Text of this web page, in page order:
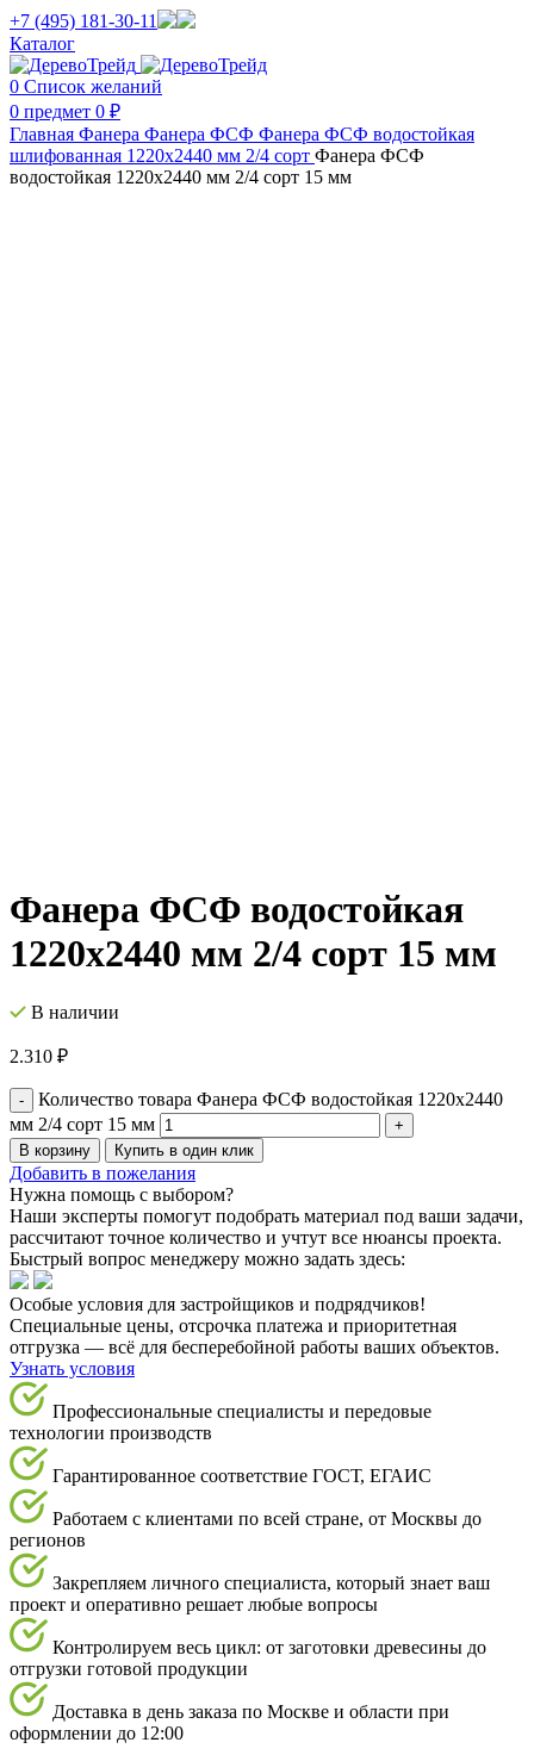
+7 (495) 181-30-11
Каталог
0 Список желаний
0 предмет 0 ₽
Главная Фанера Фанера ФСФ Фанера ФСФ водостойкая
шлифованная 1220х2440 мм 2/4 сорт Фанера ФСФ
водостойкая 1220х2440 мм 2/4 сорт 15 мм
Фанера ФСФ водостойкая
1220х2440 мм 2/4 сорт 15 мм
В наличии
2.310 ₽
Количество товара Фанера ФСФ водостойкая 1220х2440
мм 2/4 сорт 15 мм
В корзину Купить в один клик
Добавить в пожелания
Нужна помощь с выбором?
Наши эксперты помогут подобрать материал под ваши задачи,
рассчитают точное количество и учтут все нюансы проекта.
Быстрый вопрос менеджеру можно задать здесь:
Особые условия для застройщиков и подрядчиков!
Специальные цены, отсрочка платежа и приоритетная
отгрузка — всё для бесперебойной работы ваших объектов.
Узнать условия
Профессиональные специалисты и передовые
технологии производств
Гарантированное соответствие ГОСТ, ЕГАИС
Работаем с клиентами по всей стране, от Москвы до
регионов
Закрепляем личного специалиста, который знает ваш
проект и оперативно решает любые вопросы
Контролируем весь цикл: от заготовки древесины до
отгрузки готовой продукции
Доставка в день заказа по Москве и области при
оформлении до 12:00